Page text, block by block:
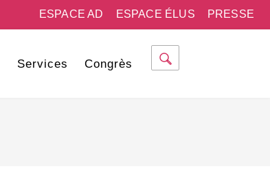
PRESSE
ESPACE ÉLUS
ESPACE AD
Services Congrès